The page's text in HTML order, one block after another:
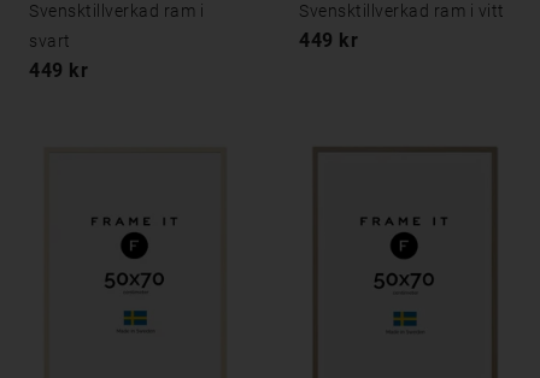
Svensktillverkad ram i
svart
449 kr
Svensktillverkad ram i vitt
449 kr